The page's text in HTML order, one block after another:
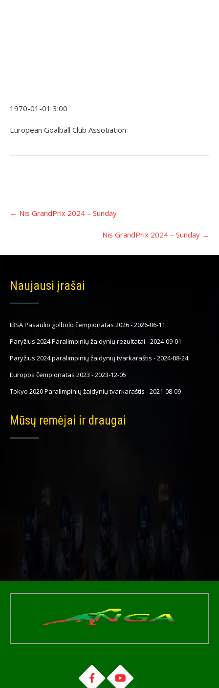
1970-01-01 3:00
European Goalball Club Assotiation
navigacija
← Nis GrandPrix 2024 – Sunday
Nis GrandPrix 2024 – Sunday →
Naujausi įrašai
IBSA Pasaulio golbolo čempionatas 2026-2026-06-11
Paryžius 2024 Paralimpinių žaidynių rezultatai -2024-09-01
Paryžius 2024 paralimpinių žaidynių tvarkaraštis -2024-08-24
Europos čempionatas 2023 -2023-12-05
Tokyo 2020 Paralimpinių žaidynių tvarkaraštis -2021-08-09
Mūsų remėjai ir draugai